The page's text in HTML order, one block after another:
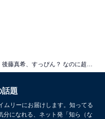
話題
ムリーにお届けします。知ってる
分になれる、ネット発「知ら（な